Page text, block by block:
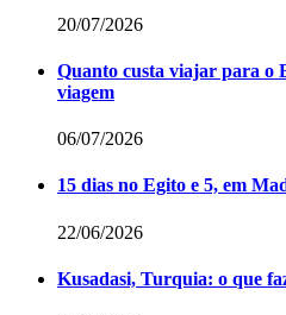
20/07/2026
Quanto custa viajar para o
viagem
06/07/2026
15 dias no Egito e 5, em
22/06/2026
Kusadasi, Turquia: o que